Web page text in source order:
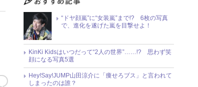
“ドヤ顔嵐”に“女装嵐”まで!? 6枚の写真
で、進化を遂げた嵐を目撃せよ！
KinKi Kidsはいつだって“2人の世界”……!? 思わず笑
顔になる写真5選
Hey!Say!JUMP山田涼介に「痩せろブス」と言われて
しまったのは誰？